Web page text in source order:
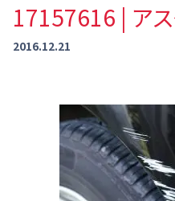
17157616 | ア
2016.12.21